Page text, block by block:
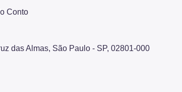
Conto
das Almas, São Paulo - SP, 02801-000